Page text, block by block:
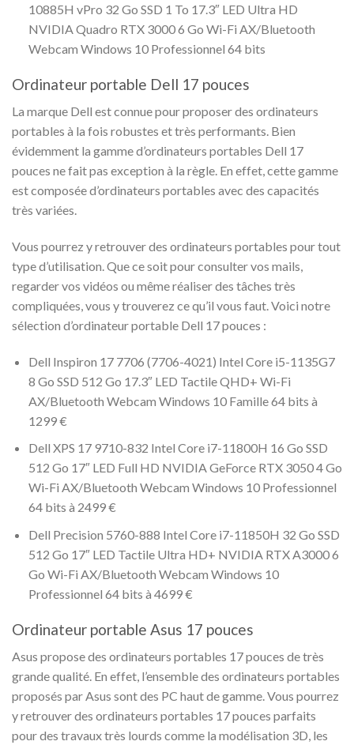
10885H vPro 32 Go SSD 1 To 17.3″ LED Ultra HD
NVIDIA Quadro RTX 3000 6 Go Wi-Fi AX/Bluetooth
Webcam Windows 10 Professionnel 64 bits
Ordinateur portable Dell 17 pouces
La marque Dell est connue pour proposer des ordinateurs
portables à la fois robustes et très performants. Bien
évidemment la gamme d’ordinateurs portables Dell 17
pouces ne fait pas exception à la règle. En effet, cette gamme
est composée d’ordinateurs portables avec des capacités
très variées.
Vous pourrez y retrouver des ordinateurs portables pour tout
type d’utilisation. Que ce soit pour consulter vos mails,
regarder vos vidéos ou même réaliser des tâches très
compliquées, vous y trouverez ce qu’il vous faut. Voici notre
sélection d’ordinateur portable Dell 17 pouces :
Dell Inspiron 17 7706 (7706-4021) Intel Core i5-1135G7
8 Go SSD 512 Go 17.3″ LED Tactile QHD+ Wi-Fi
AX/Bluetooth Webcam Windows 10 Famille 64 bits à
1299 €
Dell XPS 17 9710-832 Intel Core i7-11800H 16 Go SSD
512 Go 17″ LED Full HD NVIDIA GeForce RTX 3050 4 Go
Wi-Fi AX/Bluetooth Webcam Windows 10 Professionnel
64 bits à 2499 €
Dell Precision 5760-888 Intel Core i7-11850H 32 Go SSD
512 Go 17″ LED Tactile Ultra HD+ NVIDIA RTX A3000 6
Go Wi-Fi AX/Bluetooth Webcam Windows 10
Professionnel 64 bits à 4699 €
Ordinateur portable Asus 17 pouces
Asus propose des ordinateurs portables 17 pouces de très
grande qualité. En effet, l’ensemble des ordinateurs portables
proposés par Asus sont des PC haut de gamme. Vous pourrez
y retrouver des ordinateurs portables 17 pouces parfaits
pour des travaux très lourds comme la modélisation 3D, les